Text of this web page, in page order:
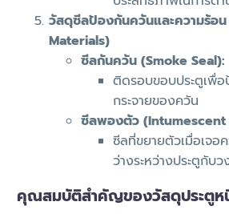
วัสดุซีลป้องกันควันและความร้อ
Materials)
ซีลกันควัน (Smoke Seal):
ติดรอบขอบประตูเพื่
กระจายของควัน
ซีลพองตัว (Intumescent
ซีลที่ขยายตัวเมื่อเจ
ว่างระหว่างประตูกับ
คุณสมบัติสำคัญของวัสดุประตูห